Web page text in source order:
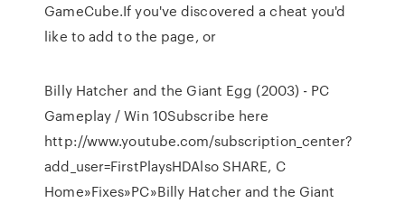
GameCube.If you've discovered a cheat you'd
like to add to the page, or
Billy Hatcher and the Giant Egg (2003) - PC
Gameplay / Win 10Subscribe here
http://www.youtube.com/subscription_center?
add_user=FirstPlaysHDAlso SHARE, C
Home»Fixes»PC»Billy Hatcher and the Giant